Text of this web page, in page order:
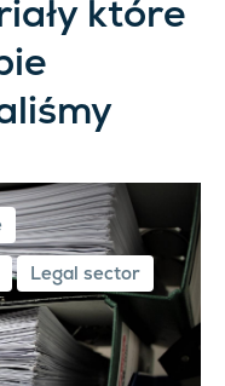
które
Legal sector